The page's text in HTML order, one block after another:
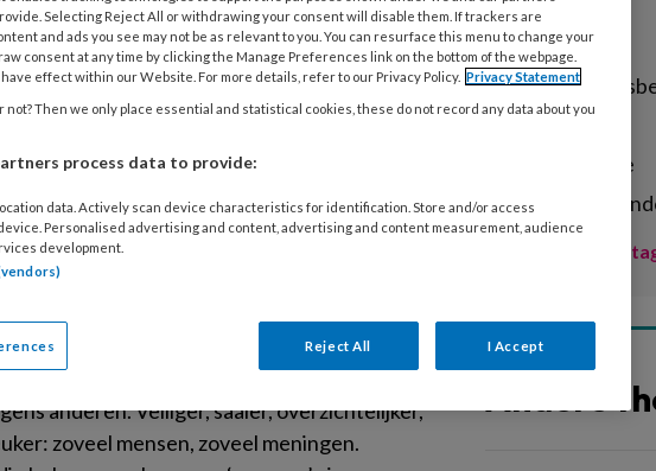
van BIO's, toezichthouders die
houden met verzachtende omstandigheden
De resultaten geven een goed
organisaties deze maatregelen gebruiken of
BLOG
alles anders. Beter zeggen sommige mensen.
anderen. Veiliger, saaier, overzichtelijker,
zoveel mensen, zoveel meningen.
Alle tags
activiteiten
administratie
agrarische
Toon meer
Andere
Selecting Reject All or withdrawing your consent will disable them. If trackers are
and ads you see may not be as relevant to you. You can resurface this menu to change your
consent at any time by clicking the Manage Preferences link on the bottom of the webpage.
effect within our Website. For more details, refer to our Privacy Policy. Privacy Statement
Then we only place essential and statistical cookies, these do not record any data about you
process data to provide:
data. Actively scan device characteristics for identification. Store and/or access
Personalised advertising and content, advertising and content measurement, audience
development.
Reject All I Accept